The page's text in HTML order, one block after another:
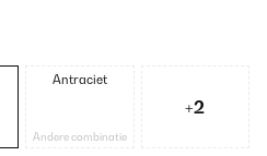
Antraciet
Andere combinatie
+2